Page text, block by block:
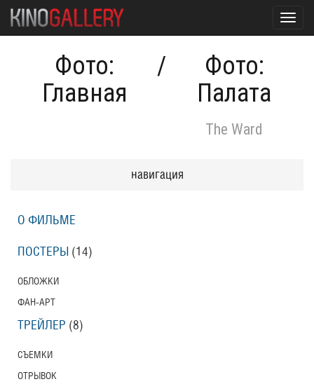
Фото:
Главная
/
Фото:
Палата
The Ward
навигация
О ФИЛЬМЕ
ПОСТЕРЫ (14)
ОБЛОЖКИ
ФАН-АРТ
ТРЕЙЛЕР (8)
СЪЕМКИ
ОТРЫВОК